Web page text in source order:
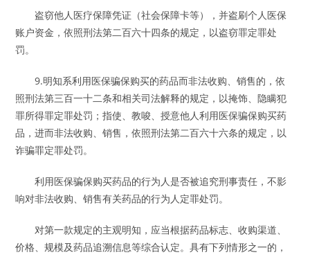
盗窃他人医疗保障凭证（社会保障卡等），并盗刷个人医保
账户资金，依照刑法第二百六十四条的规定，以盗窃罪定罪处
罚。
9.明知系利用医保骗保购买的药品而非法收购、销售的，依
照刑法第三百一十二条和相关司法解释的规定，以掩饰、隐瞒犯
罪所得罪定罪处罚；指使、教唆、授意他人利用医保骗保购买药
品，进而非法收购、销售，依照刑法第二百六十六条的规定，以
诈骗罪定罪处罚。
利用医保骗保购买药品的行为人是否被追究刑事责任，不影
响对非法收购、销售有关药品的行为人定罪处罚。
对第一款规定的主观明知，应当根据药品标志、收购渠道、
价格、规模及药品追溯信息等综合认定。具有下列情形之一的，